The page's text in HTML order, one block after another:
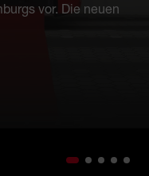
vor. Die neuen